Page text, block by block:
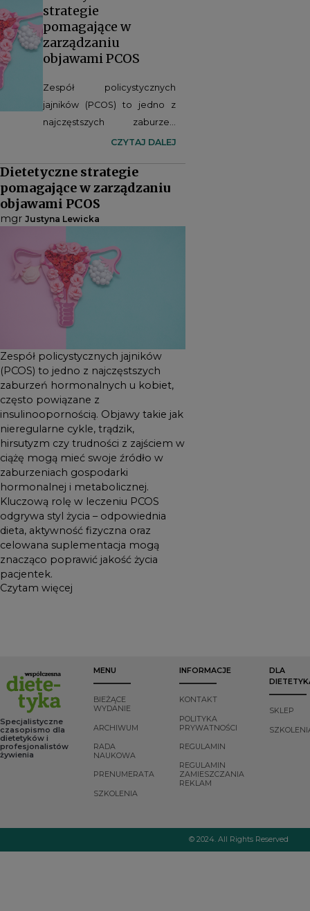
strategie
pomagające w
zarządzaniu
objawami PCOS
Zespół policystycznych
jajników (PCOS) to jedno z
najczęstszych zaburzeń
hormonalnych u kobiet,
insulinoopornością. Objawy
takie jak nieregularne cykle,
trądzik, hirsutyzm czy
trudności z zajściem w ciążę
mogą mieć swoje źródło w
zaburzeniach gospodarki
hormonalnej i metabolicznej.
Kluczową rolę w leczeniu
PCOS odgrywa styl życia –
odpowiednia dieta,
aktywność fizyczna oraz
celowana suplementacja
mogą znacząco poprawić
jakość życia pacjentek.
CZYTAJ DALEJ
Dietetyczne strategie
pomagające w zarządzaniu
objawami PCOS
mgr Justyna Lewicka
Zespół policystycznych jajników
(PCOS) to jedno z najczęstszych
zaburzeń hormonalnych u kobiet,
często powiązane z
insulinoopornością. Objawy takie jak
nieregularne cykle, trądzik,
hirsutyzm czy trudności z zajściem w
ciążę mogą mieć swoje źródło w
zaburzeniach gospodarki
hormonalnej i metabolicznej.
Kluczową rolę w leczeniu PCOS
odgrywa styl życia – odpowiednia
dieta, aktywność fizyczna oraz
celowana suplementacja mogą
znacząco poprawić jakość życia
pacjentek.
Czytam więcej
Specjalistyczne
czasopismo dla
dietetyków i
profesjonalistów
żywienia
MENU
BIEŻĄCE
WYDANIE
ARCHIWUM
RADA
NAUKOWA
PRENUMERATA
SZKOLENIA
INFORMACJE
KONTAKT
POLITYKA
PRYWATNOŚCI
REGULAMIN
REGULAMIN
ZAMIESZCZANIA
REKLAM
DLA
SKLEP
© 2024. All Rights Reserved